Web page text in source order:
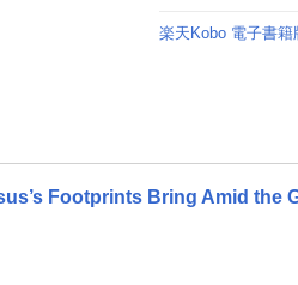
楽天Kobo 電子書籍
Footprints Bring Amid the